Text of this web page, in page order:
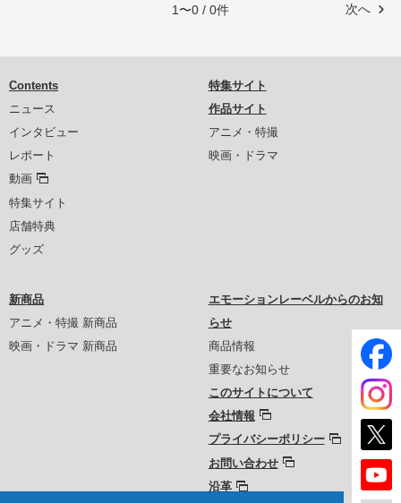
次へ
1〜0 / 0件
Contents
ニュース
インタビュー
レポート
動画
特集サイト
店舗特典
グッズ
特集サイト
作品サイト
アニメ・特撮
映画・ドラマ
新商品
アニメ・特撮 新商品
映画・ドラマ 新商品
エモーションレーベルからのお知
らせ
商品情報
重要なお知らせ
このサイトについて
会社情報
プライバシーポリシー
お問い合わせ
沿革